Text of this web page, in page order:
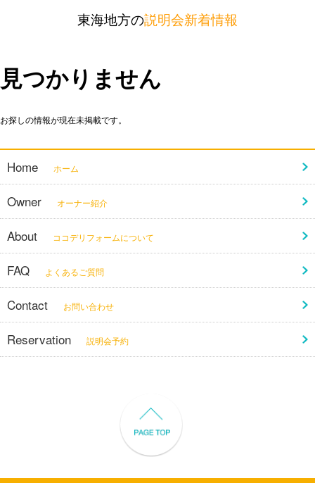
東海地方の説明会新着情報
見つかりません
お探しの情報が現在未掲載です。
Home ホーム
Owner オーナー紹介
About ココデリフォームについて
FAQ よくあるご質問
Contact お問い合わせ
Reservation 説明会予約